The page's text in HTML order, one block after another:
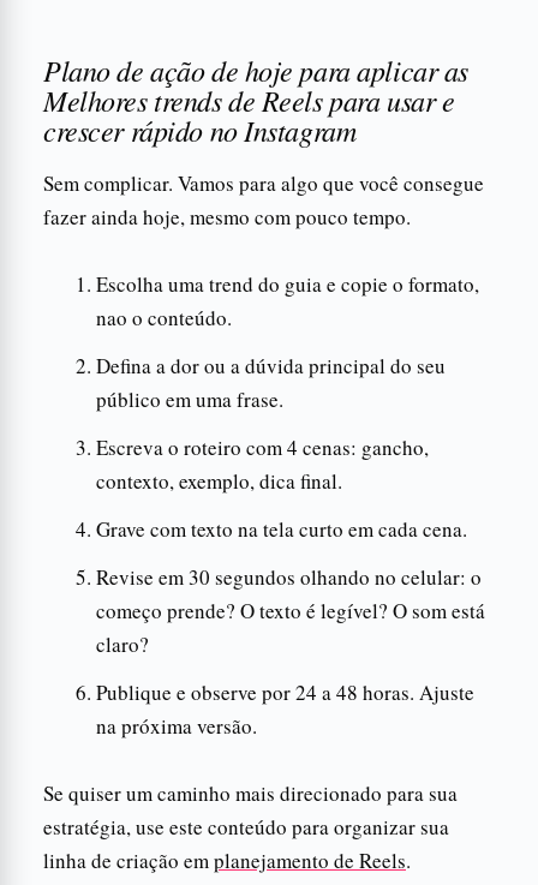
Plano de ação de hoje para aplicar as
Melhores trends de Reels para usar e
crescer rápido no Instagram
Sem complicar. Vamos para algo que você consegue
fazer ainda hoje, mesmo com pouco tempo.
Escolha uma trend do guia e copie o formato,
nao o conteúdo.
Defina a dor ou a dúvida principal do seu
público em uma frase.
Escreva o roteiro com 4 cenas: gancho,
contexto, exemplo, dica final.
Grave com texto na tela curto em cada cena.
Revise em 30 segundos olhando no celular: o
começo prende? O texto é legível? O som está
claro?
Publique e observe por 24 a 48 horas. Ajuste
na próxima versão.
Se quiser um caminho mais direcionado para sua
estratégia, use este conteúdo para organizar sua
linha de criação emplanejamento de Reels.